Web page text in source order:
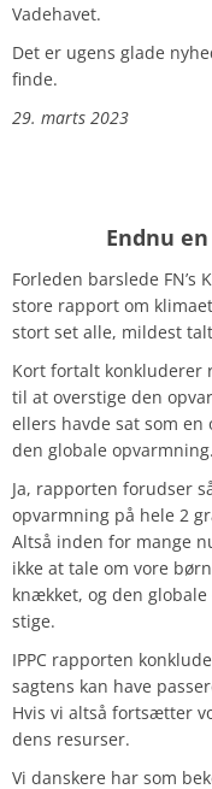
Vadehavet.
Det er ugens glade
finde.
29. marts 2023
Endnu
Forleden barslede FN’s
store rapport om
stort set alle, mildest
Kort fortalt konkluderer
til at overstige den
ellers havde sat som
den globale opvarmning.
Ja, rapporten forudser
opvarmning på hele 2
Altså inden for mange
ikke at tale om vore
knækket, og den
stige.
IPPC rapporten
sagtens kan have
Hvis vi altså fortsætter
dens resurser.
Vi danskere har som